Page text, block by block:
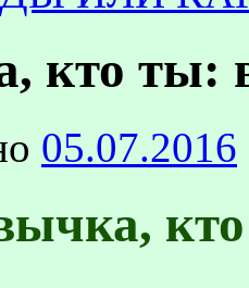
кто ты:
05.07.2016